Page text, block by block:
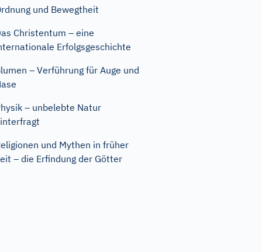
und Bewegtheit
Christentum – eine
Erfolgsgeschichte
– Verführung für Auge und
– unbelebte Natur
und Mythen in früher
– die Erfindung der Götter